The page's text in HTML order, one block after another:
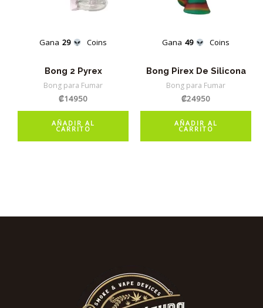
Gana 29 Coins
Bong 2 Pyrex
Bong para Fumar
₡14950
AÑADIR AL
CARRITO
Gana 49 Coins
Bong Pirex De Silicona
Bong para Fumar
₡24950
AÑADIR AL
CARRITO